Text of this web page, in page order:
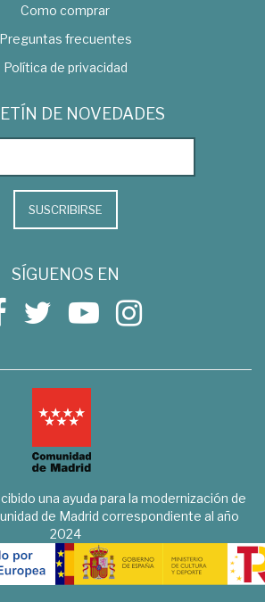
Como comprar
Preguntas frecuentes
Política de privacidad
DE NOVEDADES
SUSCRIBIRSE
SÍGUENOS EN
una ayuda para la modernización de
de Madrid correspondiente al año
2024